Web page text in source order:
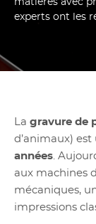
matières avec
experts ont les
La gravure de
d’animaux) est
années.
aux machines
mécaniques,
impressions